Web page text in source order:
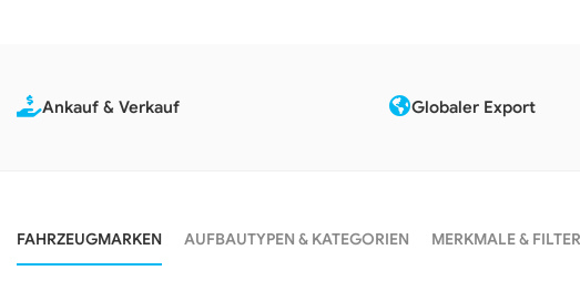
Ankauf & Verkauf Globaler Export
FAHRZEUGMARKEN AUFBAUTYPEN & KATEGORIEN MERKMALE & FILTER